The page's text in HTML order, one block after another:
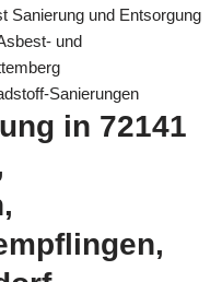
Sanierung und Entsorgung
und
Sanierungen
in 72141